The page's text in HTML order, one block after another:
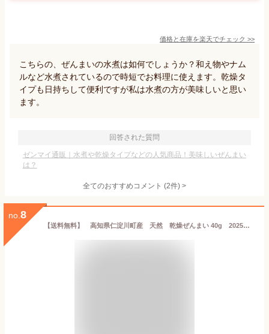
価格と在庫を楽天でチェック >>
こちらの、ぜんまいの水煮は如何でしょうか？和え物やナム
ルなど水煮されているので時短でお料理に使えます。乾燥タ
イプも日持ちして便利ですが私は水煮の方が美味しいと思い
ます。
回答された質問
ゼンマイ通販｜水煮や乾燥タイプなどの人気商品！美味しいぜんまい
は？
全てのおすすめコメント (2件) >
no. 8
【送料無料】 高知県仁淀川町産 天然 乾燥ぜんまい 40g 2025年採れ ぜんまい 山菜 国産 通販 ビバ！ぜんまい